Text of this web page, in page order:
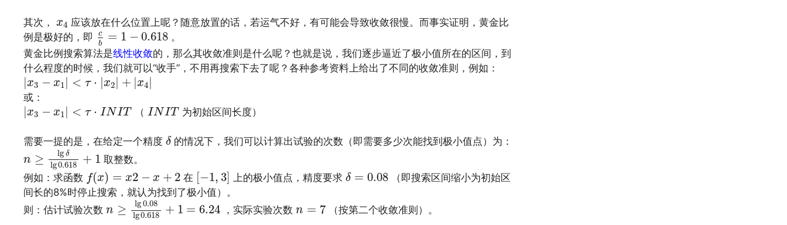
其次， x4
x4 应该放在什么位置上呢？随意放置的话，若运气不好，有可能会导致收敛很慢。而事实证明，黄金比
例是极好的，即
c
b
= 1 − 0.618
cb= 1−0.618
。
黄金比例搜索算法是线性收敛的，那么其收敛准则是什么呢？也就是说，我们逐步逼近了极小值所在的区间，到
什么程度的时候，我们就可以“收手”，不用再搜索下去了呢？各种参考资料上给出了不同的收敛准则，例如：
|x3 − x1| < τ ⋅ |x2| + |x4|
|x3−x1|<τ⋅ |x 2|+|x4|
或：
|x3 − x1| < τ ⋅ INIT
|x 3 x1 < τ⋅ T （ INIT
INIT
为初始区间长度）
需要一提的是，在给定一个精度 δ
δ 的情况下，我们可以计算出试验的次数（即需要多少次能找到极小值点）为：
n ≥ lg δ
lg0.618 + 1
n≥lg δlg0.618+1
取整数。
例如：求函数 f(x) = x2 − x + 2
f(x )= −x 在 [−1, 3]
[ 1 3] 上的极小值点，精度要求 δ = 0.08
δ 0.08 （即搜索区间缩小为初始区
间长的8%时停止搜索，就认为找到了极小值）。
则：估计试验次数 n ≥ lg0.08
lg0.618 + 1 = 6.24
n≥ lg0.08lg0.618 + 1= 6.24
，实际实验次数n = 7
n =7
（按第二个收敛准则）。